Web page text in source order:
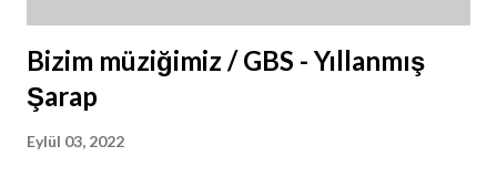
Bizim müziğimiz / GBS - Yıllanmış
Şarap
Eylül 03, 2022